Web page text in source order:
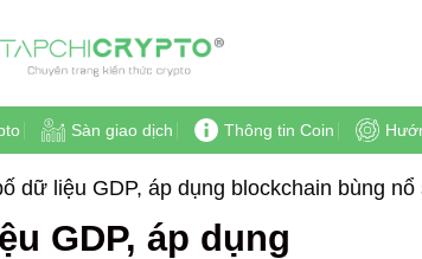
Sàn giao dịch Thông tin Coin
dữ liệu GDP, áp dụng blockchain bùng
GDP, áp dụng